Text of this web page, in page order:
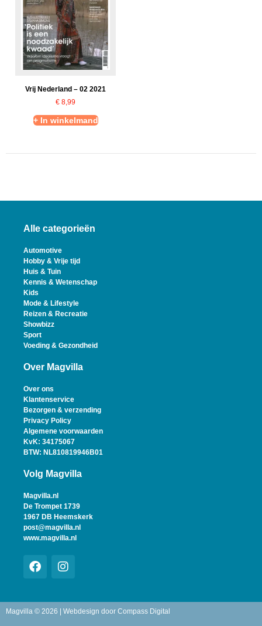
Vrij Nederland – 02 2021
€ 8,99
+ In winkelmand
Alle categorieën
Automotive
Hobby & Vrije tijd
Huis & Tuin
Kennis & Wetenschap
Kids
Mode & Lifestyle
Reizen & Recreatie
Showbizz
Sport
Voeding & Gezondheid
Over Magvilla
Over ons
Klantenservice
Bezorgen & verzending
Privacy Policy
Algemene voorwaarden
KvK: 34175067
BTW: NL810819946B01
Volg Magvilla
Magvilla.nl
De Trompet 1739
1967 DB Heemskerk
post@magvilla.nl
www.magvilla.nl
Magvilla © 2026 | Webdesign door Compass Digital